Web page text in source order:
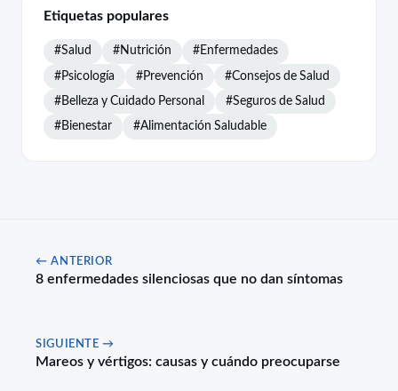
Etiquetas populares
#Salud #Nutrición #Enfermedades
#Psicología #Prevención #Consejos de Salud
#Belleza y Cuidado Personal #Seguros de Salud
#Bienestar #Alimentación Saludable
← ANTERIOR
8 enfermedades silenciosas que no dan síntomas
SIGUIENTE →
Mareos y vértigos: causas y cuándo preocuparse